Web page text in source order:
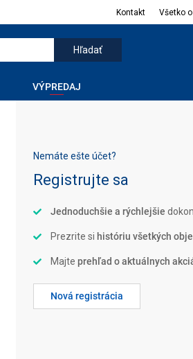
Kontakt Všetko
VÝPREDAJ
Nemáte ešte účet?
Registrujte sa
Jednoduchšie a rýchlejšie
Prezrite si históriu všetkých
Majte prehľad o aktuálnych
Nová registrácia